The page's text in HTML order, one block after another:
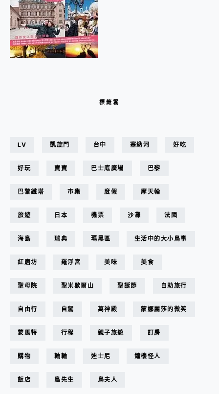
標籤雲
LV 凱旋門 台中 塞納河 好吃
好玩 寶寶 巴士底廣場 巴黎
巴黎鐵塔 市集 度假 摩天輪
旅遊 日本 機票 沙灘 法國
海島 瑞典 瑪黑區 生活中的大小鳥事
紅磨坊 羅浮宮 美味 美食
聖母院 聖米歇爾山 聖誕節 自助旅行
自由行 自駕 萬神殿 蒙娜麗莎的微笑
蒙馬特 行程 親子旅遊 訂房
購物 輪輪 迪士尼 鐘樓怪人
飯店 鳥先生 鳥夫人